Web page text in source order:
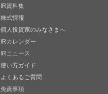
IR資料集
株式情報
個人投資家のみなさまへ
IRカレンダー
IRニュース
使い方ガイド
よくあるご質問
免責事項